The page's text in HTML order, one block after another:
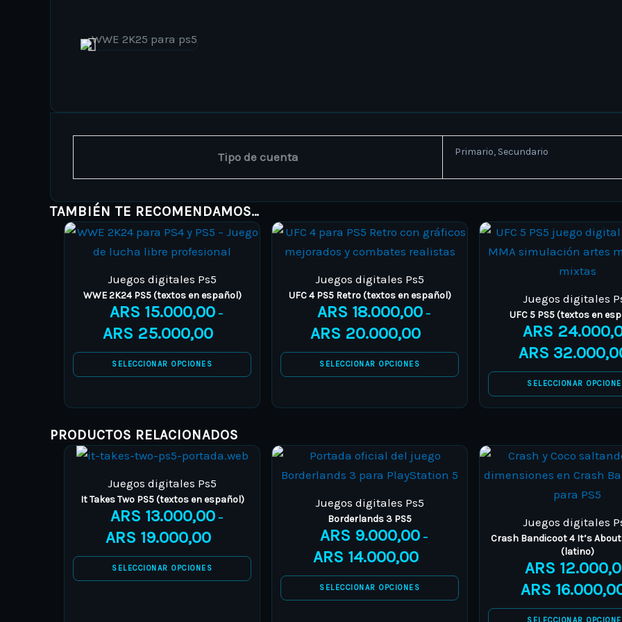
Tipo de cuenta Primario, Secundario
TAMBIÉN TE RECOMENDAMOS…
Juegos digitales Ps5
WWE 2K24 PS5 (textos en español)
ARS 15.000,00 –
ARS 25.000,00
Price
range:
through
ARS 25.000,00
SELECCIONAR OPCIONES
This
product
multiple
variants.
The
may
chosen
the
product
page
Juegos digitales Ps5
UFC 4 PS5 Retro (textos en español)
ARS 18.000,00 –
ARS 20.000,00
Price
range:
through
ARS 20.000,00
SELECCIONAR OPCIONES
This
product
multiple
variants.
The
may
chosen
the
product
page
Juegos digitales
UFC 5 PS5 (textos en
ARS
ARS
SELECCIONAR
This
product
has
variants.
The
options
be
chosen
the
product
page
PRODUCTOS RELACIONADOS
Juegos digitales Ps5
It Takes Two PS5 (textos en español)
ARS 13.000,00 –
ARS 19.000,00
Price
ARS 13.000,00
through
ARS 19.000,00
SELECCIONAR OPCIONES
This
has
multiple
variants.
options
Juegos digitales Ps5
Borderlands 3 PS5
ARS 9.000,00 –
ARS 14.000,00
Price
range:
ARS 14.000,00
SELECCIONAR OPCIONES
This
product
multiple
variants.
The
may
Juegos digitales
Crash Bandicoot 4 It’s About
(latino)
ARS
ARS
This
product
has
The
options
may
be